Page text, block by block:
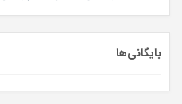
بایگانی‌ها